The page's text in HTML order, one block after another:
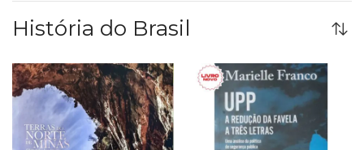
História do Brasil